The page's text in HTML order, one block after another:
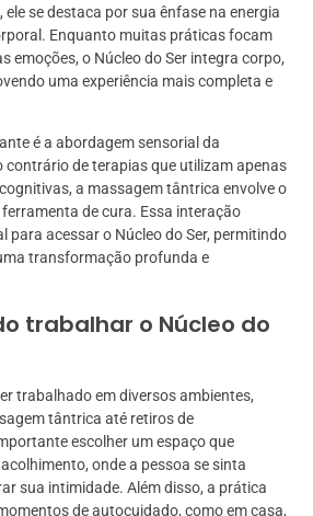
se destaca por sua ênfase na energia
Enquanto muitas práticas focam
emoções, o Núcleo do Ser integra corpo,
uma experiência mais completa e
é a abordagem sensorial da
contrário de terapias que utilizam apenas
a massagem tântrica envolve o
de cura. Essa interação
para acessar o Núcleo do Ser, permitindo
transformação profunda e
trabalhar o Núcleo do
trabalhado em diversos ambientes,
tântrica até retiros de
escolher um espaço que
onde a pessoa se sinta
sua intimidade. Além disso, a prática
de autocuidado, como em casa,